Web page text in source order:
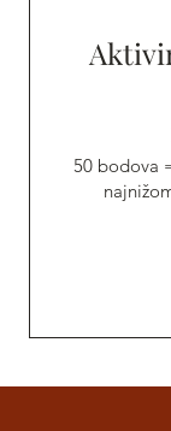
50 bodova